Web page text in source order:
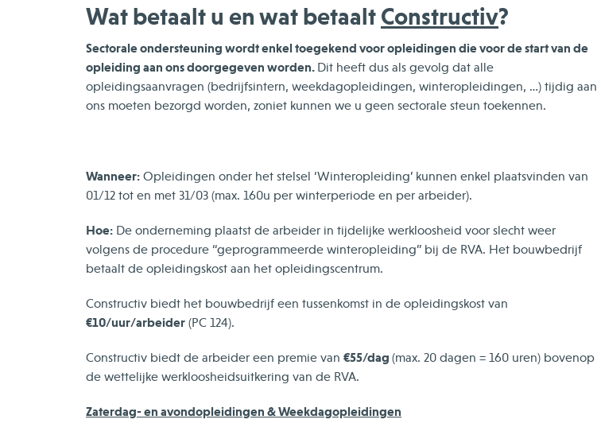
Wat betaalt u en wat betaalt Constructiv?
Sectorale ondersteuning wordt enkel toegekend voor opleidingen die voor de start van de
opleiding aan ons doorgegeven worden. Dit heeft dus als gevolg dat alle
opleidingsaanvragen (bedrijfsintern, weekdagopleidingen, winteropleidingen, …) tijdig aan
ons moeten bezorgd worden, zoniet kunnen we u geen sectorale steun toekennen.
Wanneer: Opleidingen onder het stelsel ‘Winteropleiding’ kunnen enkel plaatsvinden van
01/12 tot en met 31/03 (max. 160u per winterperiode en per arbeider).
Hoe: De onderneming plaatst de arbeider in tijdelijke werkloosheid voor slecht weer
volgens de procedure “geprogrammeerde winteropleiding” bij de RVA. Het bouwbedrijf
betaalt de opleidingskost aan het opleidingscentrum.
Constructiv biedt het bouwbedrijf een tussenkomst in de opleidingskost van
€10/uur/arbeider (PC 124).
Constructiv biedt de arbeider een premie van €55/dag (max. 20 dagen = 160 uren) bovenop
de wettelijke werkloosheidsuitkering van de RVA.
Zaterdag- en avondopleidingen & Weekdagopleidingen